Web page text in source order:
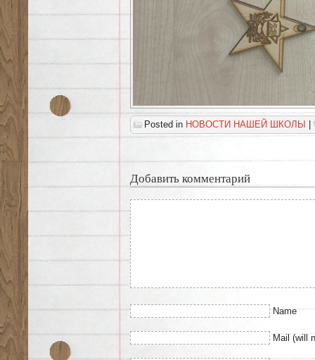
Posted in НОВОСТИ НАШЕЙ ШКОЛЫ |
Добавить комментарий
Name
Mail (will